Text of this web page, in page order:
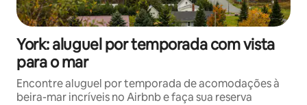
York: aluguel por temporada com vista
para o mar
Encontre aluguel por temporada de acomodações à
beira-mar incríveis no Airbnb e faça sua reserva